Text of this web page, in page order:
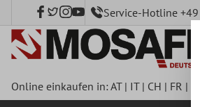
springen Service-Hotline
Online einkaufen in:AT| IT| CH | FR |